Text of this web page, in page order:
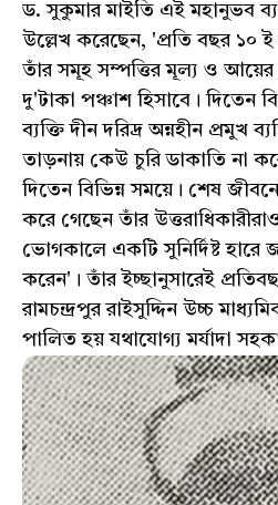
ড. সুকুমার মাইতি এই মহানুভব
উল্লেখ করেছেন, 'প্রতি বছর ১০
তাঁর সমূহ সম্পত্তির মূল্য ও
দু'টাকা পঞ্চাশ হিসাবে। দিতেন
ব্যক্তি দীন দরিদ্র অন্নহীন প্রমুখ
তাড়নায় কেউ চুরি ডাকাতি না
দিতেন বিভিন্ন সময়ে। শেষ
করে গেছেন তাঁর
ভোগকালে একটি সুনির্দিষ্ট
করেন'। তাঁর ইচ্ছানুসারেই
রামচন্দ্রপুর রাইসুদ্দিন উচ্চ
পালিত হয় যথাযোগ্য মর্যাদা